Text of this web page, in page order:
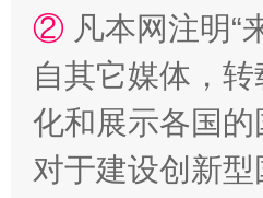
② 凡本网注明“
自其它媒体，
化和展示各国
对于建设创新